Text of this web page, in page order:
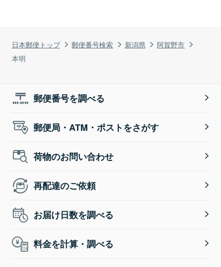
日本郵便トップ 郵便番号検索 新潟県
阿賀野市
本明
郵便番号を調べる
郵便局・ATM・ポストをさがす
荷物のお問い合わせ
再配達のご依頼
お届け日数を調べる
料金を計算・調べる